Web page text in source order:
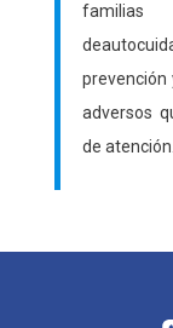
prevención
adversos
de atención.